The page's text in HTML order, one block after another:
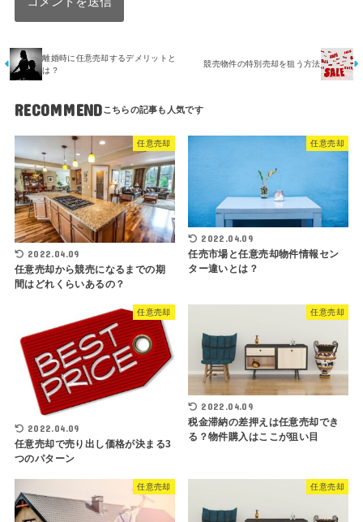
離婚時に任意売却するデメリットと
は？
競売物件の特別売却を狙う方法
RECOMMEND
任意売却
2022.04.09
任意売却から競売になるまでの期
間はどれくらいあるの？
任意売却
2022.04.09
任売市場と任意売却物件情報セン
ター違いとは？
任意売却
2022.04.09
任意売却で売り出し価格が決まる3
つのパターン
任意売却
2022.04.09
税金滞納の差押えは任意売却でき
る？物件購入はここが狙い目
任意売却 任意売却